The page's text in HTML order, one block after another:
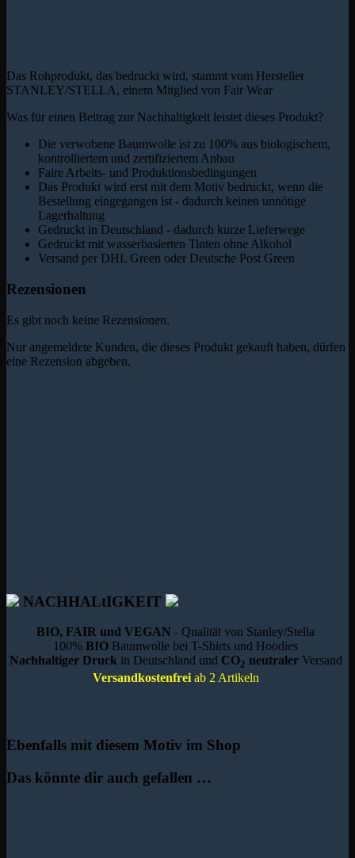
Das Rohprodukt, das bedruckt wird, stammt vom Hersteller
STANLEY/STELLA, einem Mitglied von Fair Wear
Was für einen Beitrag zur Nachhaltigkeit leistet dieses Produkt?
Die verwobene Baumwolle ist zu 100% aus biologischem,
kontrolliertem und zertifiziertem Anbau
Faire Arbeits- und Produktionsbedingungen
Das Produkt wird erst mit dem Motiv bedruckt, wenn die
Bestellung eingegangen ist - dadurch keinen unnötige
Lagerhaltung
Gedruckt in Deutschland - dadurch kurze Lieferwege
Gedruckt mit wasserbasierten Tinten ohne Alkohol
Versand per DHL Green oder Deutsche Post Green
Rezensionen
Es gibt noch keine Rezensionen.
Nur angemeldete Kunden, die dieses Produkt gekauft haben, dürfen
eine Rezension abgeben.
NACHHALtIGKEIT
BIO, FAIR und VEGAN - Qualität von Stanley/Stella
100%BIO Baumwolle bei T-Shirts und Hoodies
Nachhaltiger Druck in Deutschland und CO2 neutraler Versand
Versandkostenfreiab 2 Artikeln
Ebenfalls mit diesem Motiv im Shop
Das könnte dir auch gefallen …